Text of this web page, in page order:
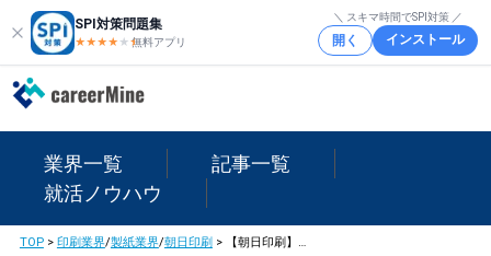
SPI対策問題集
★★★★ ★★
無料アプリ
＼ スキマ時間でSPI対策 ／
開く インストール
業界一覧
記事一覧
就活ノウハウ
TOP> 印刷業界/製紙業界/朝日印刷 > 【朝日印刷】新卒で就職するためには？採用フローや選考対策を徹底解説！